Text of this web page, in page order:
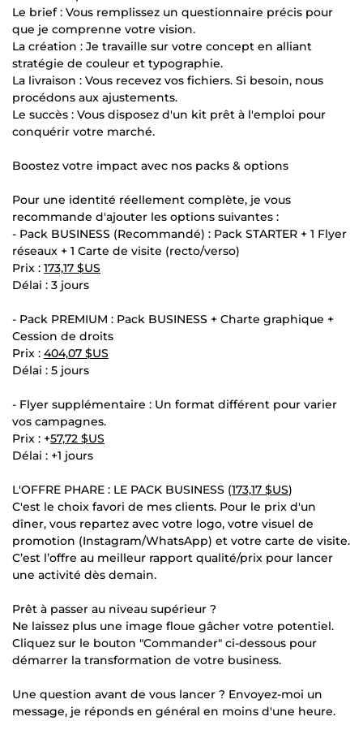
Le brief : Vous remplissez un questionnaire précis pour
que je comprenne votre vision.
La création : Je travaille sur votre concept en alliant
stratégie de couleur et typographie.
La livraison : Vous recevez vos fichiers. Si besoin, nous
procédons aux ajustements.
Le succès : Vous disposez d'un kit prêt à l'emploi pour
conquérir votre marché.
Boostez votre impact avec nos packs & options
Pour une identité réellement complète, je vous
recommande d'ajouter les options suivantes :
- Pack BUSINESS (Recommandé) : Pack STARTER + 1 Flyer
réseaux + 1 Carte de visite (recto/verso)
Prix : 173,17 $US
Délai : 3 jours
- Pack PREMIUM : Pack BUSINESS + Charte graphique +
Cession de droits
Prix : 404,07 $US
Délai : 5 jours
- Flyer supplémentaire : Un format différent pour varier
vos campagnes.
Prix : +57,72 $US
Délai : +1 jours
L'OFFRE PHARE : LE PACK BUSINESS (173,17 $US)
C'est le choix favori de mes clients. Pour le prix d'un
dîner, vous repartez avec votre logo, votre visuel de
promotion (Instagram/WhatsApp) et votre carte de visite.
C’est l’offre au meilleur rapport qualité/prix pour lancer
une activité dès demain.
Prêt à passer au niveau supérieur ?
Ne laissez plus une image floue gâcher votre potentiel.
Cliquez sur le bouton "Commander" ci-dessous pour
démarrer la transformation de votre business.
Une question avant de vous lancer ? Envoyez-moi un
message, je réponds en général en moins d'une heure.